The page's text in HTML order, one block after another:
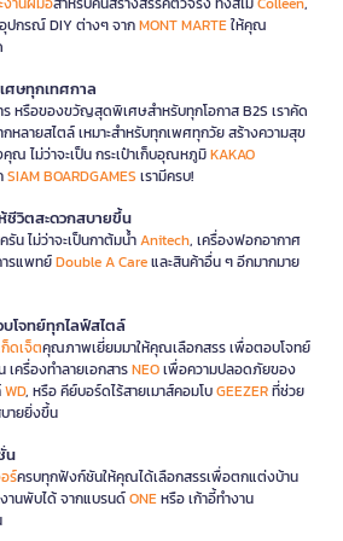
ปกรณ์ DIY ต่างๆ จากMONT MARTEให้คุณ
ศษทุกเทศกาล
หรือของขวัญสุดพิเศษสำหรับทุกโอกาส B2S เราคัด
กหลายสไตล์ เหมาะสำหรับทุกเพศทุกวัย สร้างความสุข
ณ ไม่ว่าจะเป็น กระเป๋าเก็บอุณหภูมิKAKAO
SIAM BOARDGAMES เรามีครบ!
ชีวิตสะดวกสบายขึ้น
รัน ไม่ว่าจะเป็นกาต้มน้ำAnitech, เครื่องฟอกอากาศ
ารแพทย์Double A Careและสินค้าอื่น ๆ อีกมากมาย
โจทย์ทุกไลฟ์สไตล์
ดเจ็ตคุณภาพเยี่ยมมาให้คุณเลือกสรร เพื่อตอบโจทย์
เครื่องทำลายเอกสารNEOเพื่อความปลอดภัยของ
WD, หรือ คีย์บอร์ดไร้สายเมาส์คอมโบGEEZERที่ช่วย
ายยิ่งขึ้น
น
ร์ครบทุกฟังก์ชันให้คุณได้เลือกสรรเพื่อตกแต่งบ้าน
งานพับได้ จากแบรนด์ONEหรือ เก้าอี้ทำงาน